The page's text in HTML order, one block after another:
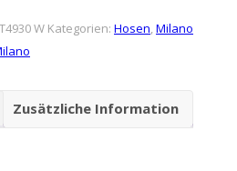
W Kategorien: Hosen,Milano
Zusätzliche Information